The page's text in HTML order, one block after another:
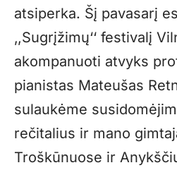
atsiperka. Šį pavasarį
‚,Sugrįžimų‘‘ festivalį
akompanuoti atvyks
pianistas Mateušas
sulaukėme
rečitalius ir mano
Troškūnuose ir